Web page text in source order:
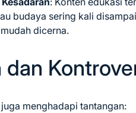
budaya sering kali
dicerna.
dan
menghadapi tantangan: